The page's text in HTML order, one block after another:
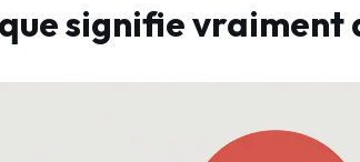
signifie